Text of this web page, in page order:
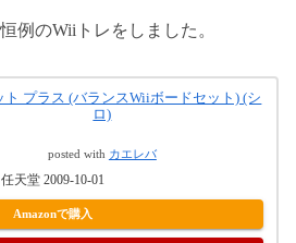
例のWiiトレをしました。
ト プラス (バランスWiiボードセット) (シ
ロ)
posted with カエレバ
任天堂 2009-10-01
Amazonで購入